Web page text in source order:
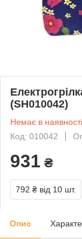
(SH010042)
Немає в наявності
Код: 010042
931 ₴
792 ₴ від 10 шт.
Опис